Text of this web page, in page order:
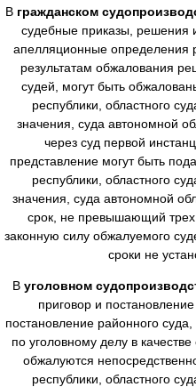
В гражданском
судебные приказы, решения
апелляционные определения
результатам обжалования
судей, могут быть
республики, областного
значения, суда автономной
через суд первой
представление могут быть
республики, областного
значения, суда автономной
срок, не превышающий трех
законную силу обжалуемого
сроки не
В уголовном
приговор и
постановление районного
по уголовному делу в
обжалуются
республики, областного